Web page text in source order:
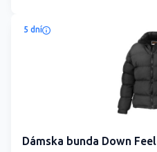
5 dní
Dámska bunda Down Feel